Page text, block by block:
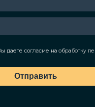
даете согласие наобработку
Отправить